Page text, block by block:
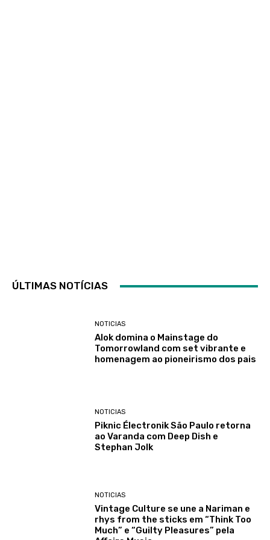
ÚLTIMAS NOTÍCIAS
NOTICIAS
Alok domina o Mainstage do
Tomorrowland com set vibrante e
homenagem ao pioneirismo dos pais
NOTICIAS
Piknic Électronik São Paulo retorna
ao Varanda com Deep Dish e
Stephan Jolk
NOTICIAS
Vintage Culture se une a Nariman e
rhys from the sticks em “Think Too
Much” e “Guilty Pleasures” pela